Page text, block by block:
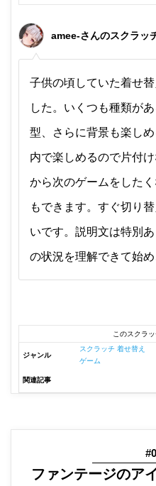
amee-さんのスクラッ
子供の頃していた着せ
した。いくつも種類が
型、さらに背景も楽し
内で楽しめるので片付
から次のゲームをした
もできます。すぐ切り
いです。説明文は特別
の状況を理解できて始め
このスクラ
ジャンル
スクラッチ 着せ替え
ゲーム
関連記事
ファンテージのア